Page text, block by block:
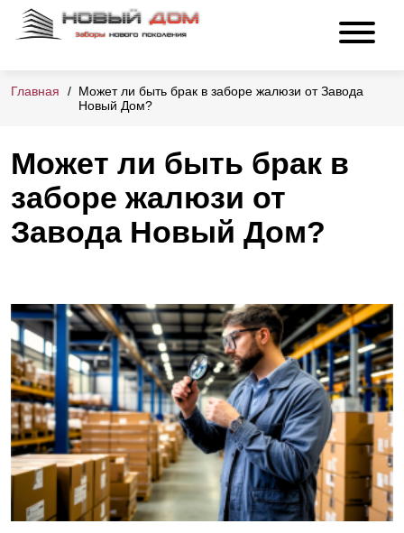
Главная
Может ли быть брак в заборе жалюзи от Завода
Новый Дом?
Может ли быть брак в
заборе жалюзи от
Завода Новый Дом?